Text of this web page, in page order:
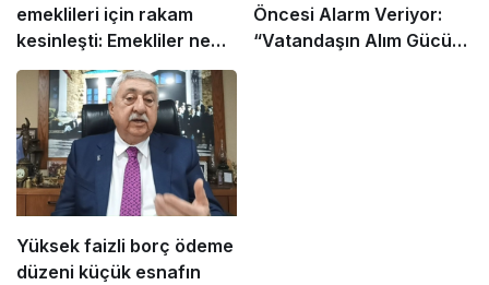
emeklileri için rakam
kesinleşti: Emekliler ne
kadar zam alacak?
Öncesi Alarm Veriyor:
“Vatandaşın Alım Gücü
Yüksek faizli borç ödeme
düzeni küçük esnafın